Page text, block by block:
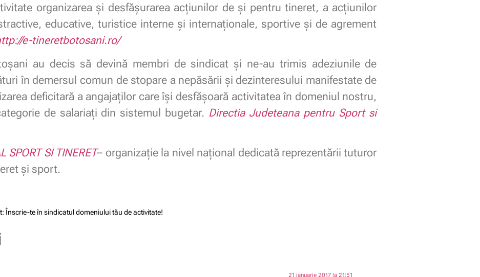
organizarea şi desfăşurarea acţiunilor de şi pentru tineret, a acţiunilor
educative, turistice interne şi internaţionale, sportive şi de agrement
e-tineretbotosani.ro/
au decis să devină membri de sindicat şi ne-au trimis adeziunile de
în demersul comun de stopare a nepăsării şi dezinteresului manifestate de
deficitară a angajaţilor care îşi desfăşoară activitatea în domeniul nostru,
de salariaţi din sistemul bugetar. Directia Judeteana pentru Sport si
SPORT SI TINERET– organizaţie la nivel naţional dedicată reprezentării tuturor
şi sport.
Înscrie-te în sindicatul domeniului tău de activitate!
21 ianuarie 2017 la 21:51